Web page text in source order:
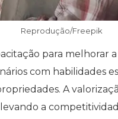
Reprodução/Freepik
para melhorar
com habilidades
A
a